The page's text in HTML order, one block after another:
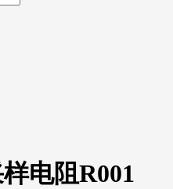
电阻R001